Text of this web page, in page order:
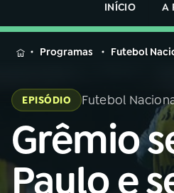
INÍCIO
A
MENU
Buscar
na
Rádio
Nacional
AO
na
Rádio
Nacional
Programas Futebol
EPISÓDIO Futebol
Grêmio
Paulo e